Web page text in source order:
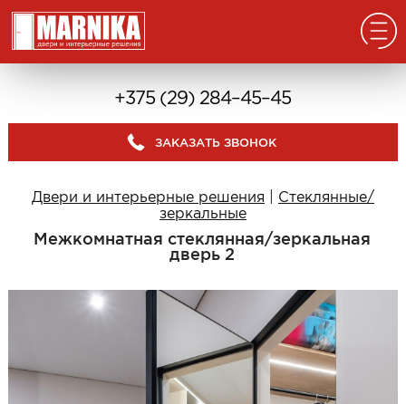
Входные двери
В дом с окном
В дом без окна
Классические в квартиру
Современные в квартиру
С отделкой из дерева
С декоративными панелями
С зеркалом
+375 (29) 284–45–45
ЗАКАЗАТЬ ЗВОНОК
Двери и интерьерные решения
Стеклянные/
зеркальные
Межкомнатная стеклянная/зеркальная
дверь 2